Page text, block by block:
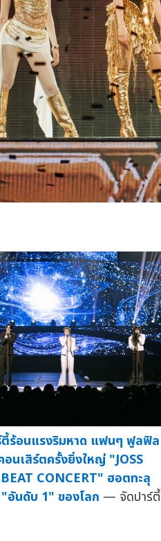
ร้อนแรงริมหาด แฟนๆ ฟูลฟิล
นเสิร์ตครั้งยิ่งใหญ่ "JOSS
CONCERT" ฮอตทะลุ
อันดับ 1" ของโลก — จัดปาร์ตี้